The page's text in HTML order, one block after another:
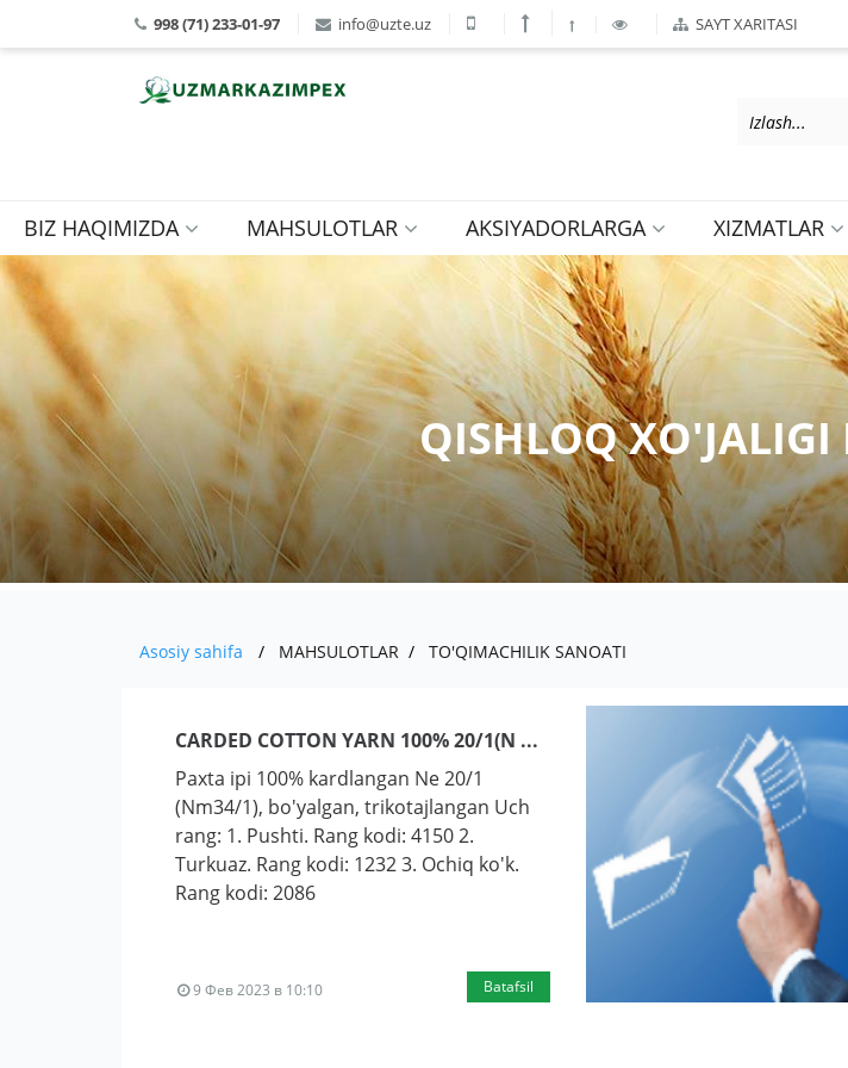
998 (71) 233-01-97 info@uzte.uz SAYT XARITASI
BIZ HAQIMIZDA MAHSULOTLAR AKSIYADORLARGA XIZMATLAR
QISHLOQ
Asosiy sahifa MAHSULOTLAR TO'QIMACHILIK SANOATI
CARDED COTTON YARN 100% 20/1(N ...
Paxta ipi 100% kardlangan Ne 20/1
(Nm34/1), bo'yalgan, trikotajlangan Uch
rang: 1. Pushti. Rang kodi: 4150 2.
Turkuaz. Rang kodi: 1232 3. Ochiq ko'k.
Rang kodi: 2086
9 Фев 2023 в 10:10 Batafsil